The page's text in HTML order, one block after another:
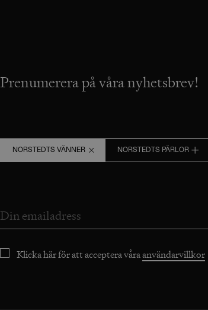
Prenumerera på våra nyhetsbrev!
NORSTEDTS VÄNNER NORSTEDTS PÄRLOR
Klicka här för att acceptera våraanvändarvillkor